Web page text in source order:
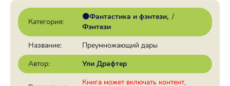
Категория:
🟠Фантастика и фэнтези /
Фэнтези
Название:
Преумножающий дары
Автор:
Ули Драфтер
Книга может включать контент,